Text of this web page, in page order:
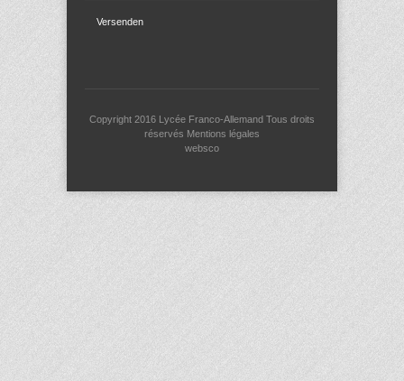
Versenden
Copyright 2016 Lycée Franco-Allemand Tous droits
réservés Mentions légales
websco